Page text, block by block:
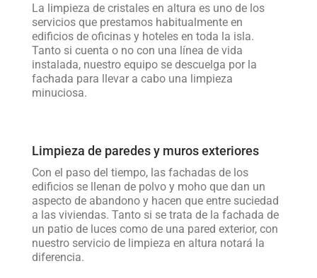
La limpieza de cristales en altura es uno de los
servicios que prestamos habitualmente en
edificios de oficinas y hoteles en toda la isla.
Tanto si cuenta o no con una línea de vida
instalada, nuestro equipo se descuelga por la
fachada para llevar a cabo una limpieza
minuciosa.
Limpieza de paredes y muros exteriores
Con el paso del tiempo, las fachadas de los
edificios se llenan de polvo y moho que dan un
aspecto de abandono y hacen que entre suciedad
a las viviendas. Tanto si se trata de la fachada de
un patio de luces como de una pared exterior, con
nuestro servicio de limpieza en altura notará la
diferencia.